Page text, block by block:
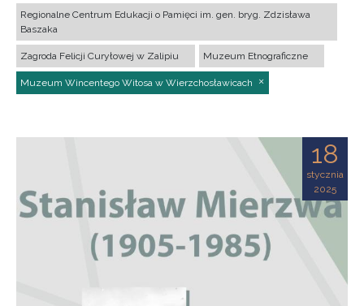
Regionalne Centrum Edukacji o Pamięci im. gen. bryg. Zdzisława
Baszaka
Zagroda Felicji Curyłowej w Zalipiu Muzeum Etnograficzne
Muzeum Wincentego Witosa w Wierzchosławicach
18
stycznia
2025